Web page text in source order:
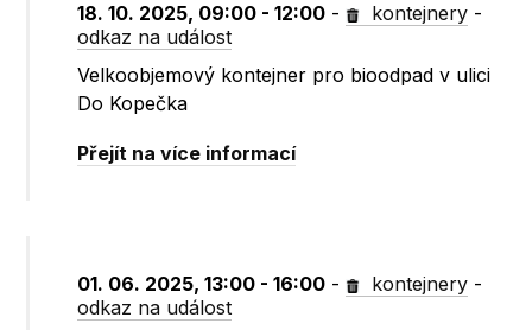
18. 10. 2025, 09:00 - 12:00 - kontejnery -
odkaz na událost
Velkoobjemový kontejner pro bioodpad v ulici
Do Kopečka
Přejít na více informací
01. 06. 2025, 13:00 - 16:00 - kontejnery -
odkaz na událost